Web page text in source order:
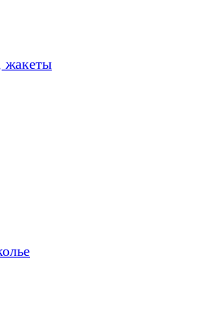
жакеты